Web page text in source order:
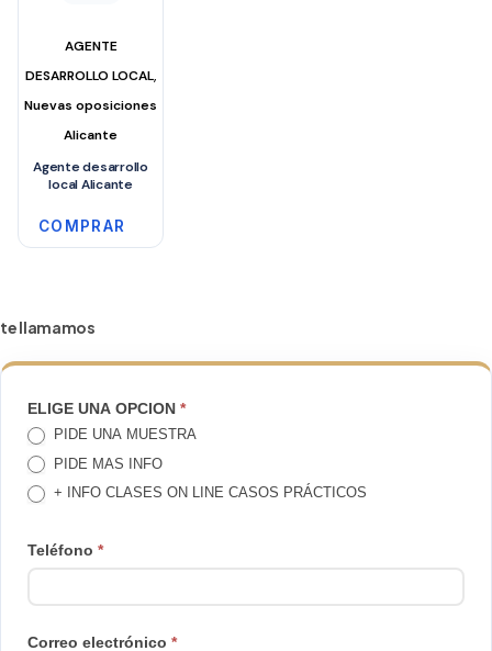
AGENTE
DESARROLLO LOCAL,
Nuevas oposiciones
Alicante
Agente desarrollo
local Alicante
COMPRAR
te llamamos
TE
LLAMAMOS
ELIGE UNA OPCION *
PIDE UNA MUESTRA
PIDE MAS INFO
+ INFO CLASES ON LINE CASOS PRÁCTICOS
Teléfono *
Correo electrónico *